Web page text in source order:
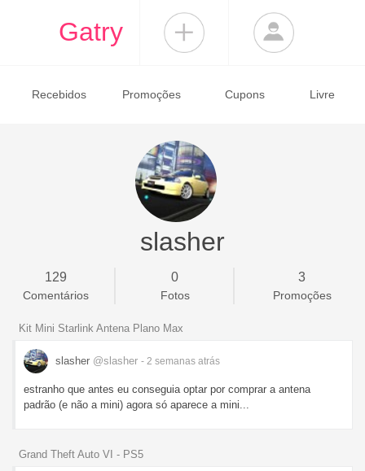
Gatry
Recebidos Promoções Cupons Livre
slasher
129
Comentários
0
Fotos
3
Promoções
Kit Mini Starlink Antena Plano Max
slasher @slasher - 2 semanas atrás
estranho que antes eu conseguia optar por comprar a antena
padrão (e não a mini) agora só aparece a mini...
Grand Theft Auto VI - PS5